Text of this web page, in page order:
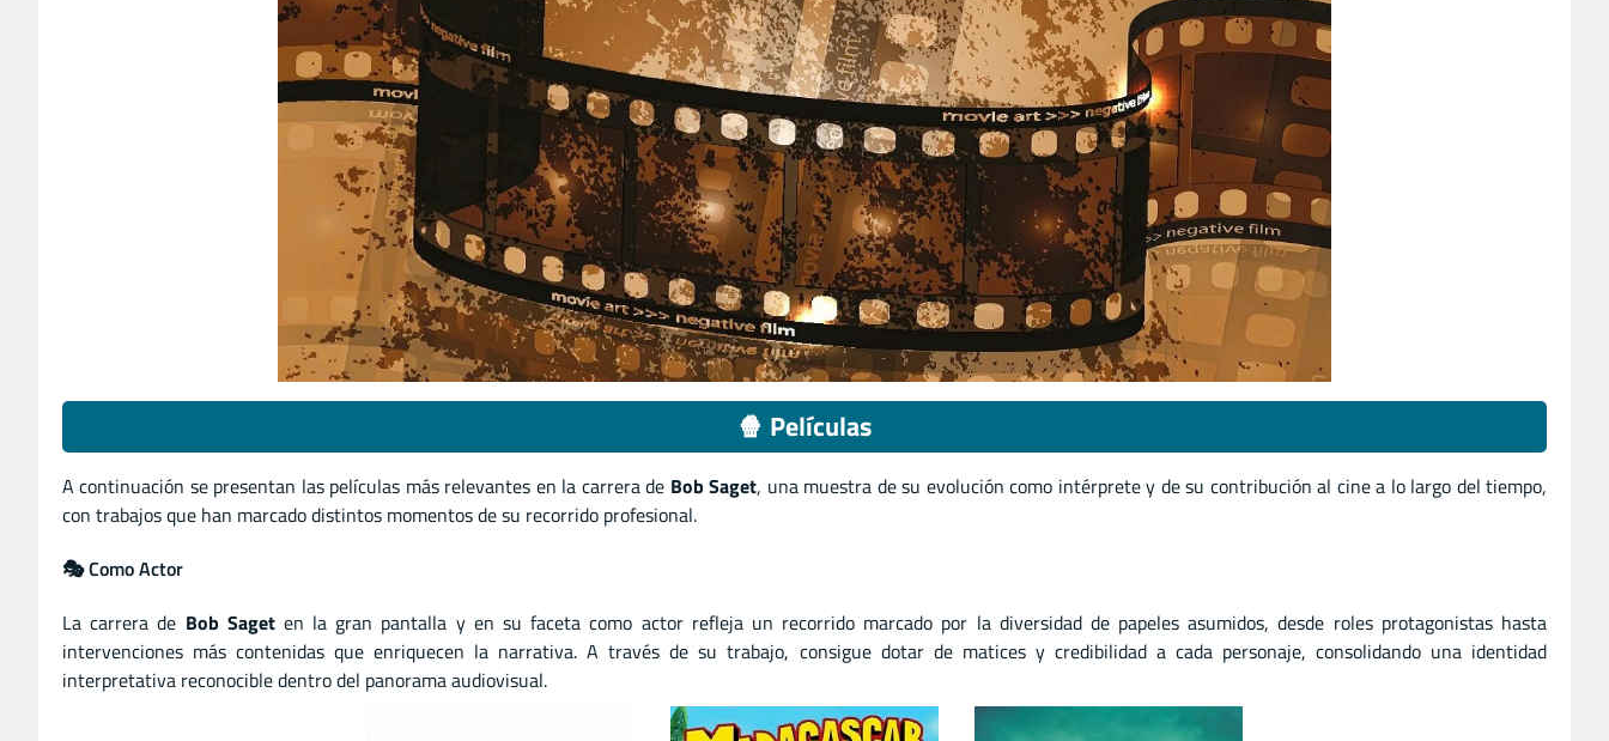
🍿 Películas
A continuación se presentan las películas más relevantes en la carrera de Bob Saget, una muestra de su evolución como intérprete y de su contribución al cine a lo largo del tiempo,
con trabajos que han marcado distintos momentos de su recorrido profesional.
🎭 Como Actor
La carrera de Bob Sageten la gran pantalla y en su faceta como actor refleja un recorrido marcado por la diversidad de papeles asumidos, desde roles protagonistas hasta
intervenciones más contenidas que enriquecen la narrativa. A través de su trabajo, consigue dotar de matices y credibilidad a cada personaje, consolidando una identidad
interpretativa reconocible dentro del panorama audiovisual.